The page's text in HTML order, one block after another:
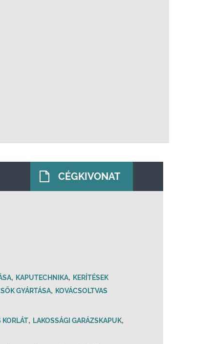
CÉGKIVONAT
, KAPUTECHNIKA, KERÍTÉSEK
GYÁRTÁSA, KOVÁCSOLTVAS
KORLÁT, LAKOSSÁGI GARÁZSKAPUK,